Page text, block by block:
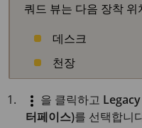
쿼드 뷰는 다음 장착
데스크
천장
을 클릭하고
터페이스)를 선택합니